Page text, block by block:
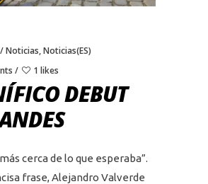
Noticias,Noticias(ES)
1 likes
DEBUT
cerca de lo que esperaba”.
frase, Alejandro Valverde